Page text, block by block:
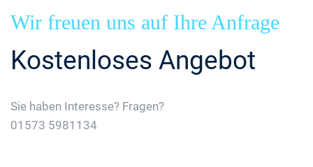
Wir freuen uns auf Ihre Anfrage
Kostenloses Angebot
Sie haben Interesse? Fragen?
01573 5981134